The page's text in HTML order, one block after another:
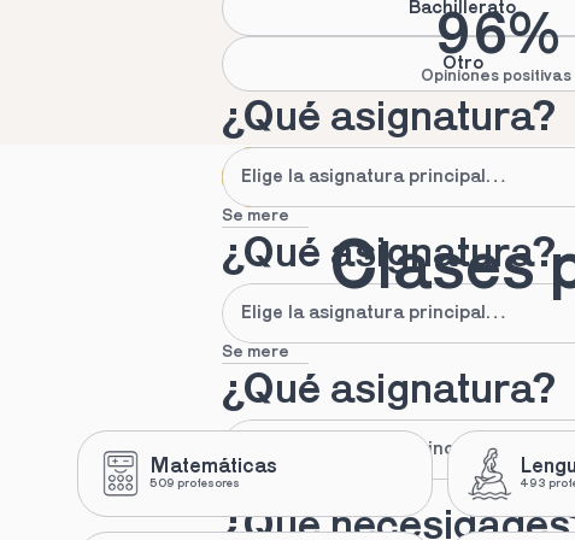
Bachillerato
Otro
¿Qué asignatura?
Se mere
¿Qué asignatura?
Se mere
¿Qué asignatura?
Se mere
¿Qué
96%
Opiniones positivas
Clases
Matemáticas
509 profesores 493